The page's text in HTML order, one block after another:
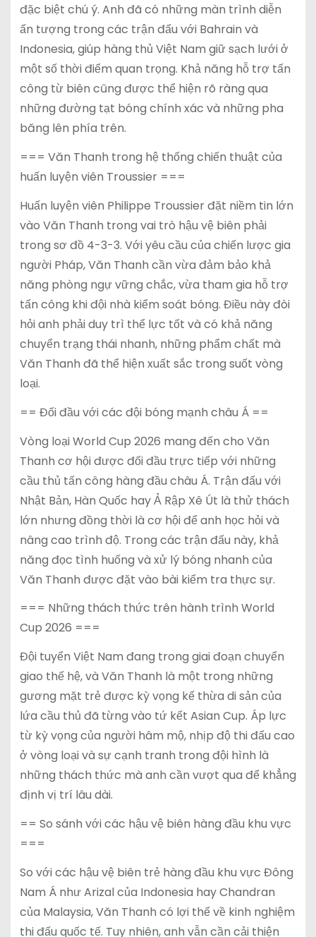
đặc biệt chú ý. Anh đã có những màn trình diễn
ấn tượng trong các trận đấu với Bahrain và
Indonesia, giúp hàng thủ Việt Nam giữ sạch lưới ở
một số thời điểm quan trọng. Khả năng hỗ trợ tấn
công từ biên cũng được thể hiện rõ ràng qua
những đường tạt bóng chính xác và những pha
băng lên phía trên.
=== Văn Thanh trong hệ thống chiến thuật của
huấn luyện viên Troussier ===
Huấn luyện viên Philippe Troussier đặt niềm tin lớn
vào Văn Thanh trong vai trò hậu vệ biên phải
trong sơ đồ 4-3-3. Với yêu cầu của chiến lược gia
người Pháp, Văn Thanh cần vừa đảm bảo khả
năng phòng ngự vững chắc, vừa tham gia hỗ trợ
tấn công khi đội nhà kiểm soát bóng. Điều này đòi
hỏi anh phải duy trì thể lực tốt và có khả năng
chuyển trạng thái nhanh, những phẩm chất mà
Văn Thanh đã thể hiện xuất sắc trong suốt vòng
loại.
== Đối đầu với các đội bóng mạnh châu Á ==
Vòng loại World Cup 2026 mang đến cho Văn
Thanh cơ hội được đối đầu trực tiếp với những
cầu thủ tấn công hàng đầu châu Á. Trận đấu với
Nhật Bản, Hàn Quốc hay Ả Rập Xê Út là thử thách
lớn nhưng đồng thời là cơ hội để anh học hỏi và
nâng cao trình độ. Trong các trận đấu này, khả
năng đọc tình huống và xử lý bóng nhanh của
Văn Thanh được đặt vào bài kiểm tra thực sự.
=== Những thách thức trên hành trình World
Cup 2026 ===
Đội tuyển Việt Nam đang trong giai đoạn chuyển
giao thế hệ, và Văn Thanh là một trong những
gương mặt trẻ được kỳ vọng kế thừa di sản của
lứa cầu thủ đã từng vào tứ kết Asian Cup. Áp lực
từ kỳ vọng của người hâm mộ, nhịp độ thi đấu cao
ở vòng loại và sự cạnh tranh trong đội hình là
những thách thức mà anh cần vượt qua để khẳng
định vị trí lâu dài.
== So sánh với các hậu vệ biên hàng đầu khu vực
===
So với các hậu vệ biên trẻ hàng đầu khu vực Đông
Nam Á như Arizal của Indonesia hay Chandran
của Malaysia, Văn Thanh có lợi thế về kinh nghiệm
thi đấu quốc tế. Tuy nhiên, anh vẫn cần cải thiện